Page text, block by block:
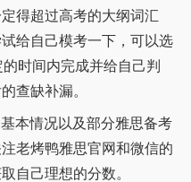
得超过高考的大纲词汇
给自己模考一下，可以选
时间内完成并给自己判
查缺补漏。
本情况以及部分雅思备考
老烤鸭雅思官网和微信的
自己理想的分数。